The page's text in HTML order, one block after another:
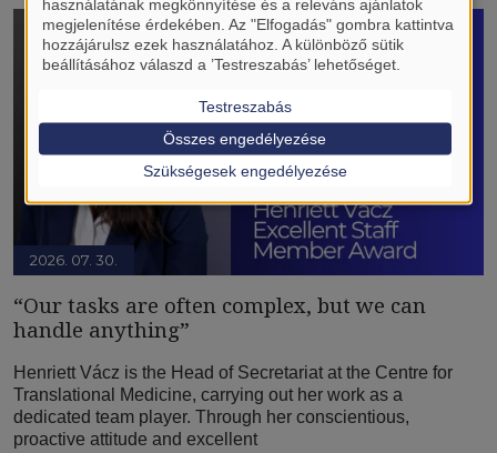
2026. 07. 30.
“Our tasks are often complex, but we can
handle anything”
Henriett Vácz is the Head of Secretariat at the Centre for
Translational Medicine, carrying out her work as a
dedicated team player. Through her conscientious,
proactive attitude and excellent
használatának megkönnyítése és a releváns ajánlatok
megjelenítése érdekében. Az "Elfogadás" gombra kattintva
hozzájárulsz ezek használatához. A különböző sütik
beállításához válaszd a ’Testreszabás’ lehetőséget.
Testreszabás
Szükségesek engedélyezése
Összes engedélyezése